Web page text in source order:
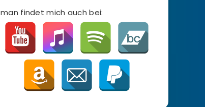
man findet mich auch bei: